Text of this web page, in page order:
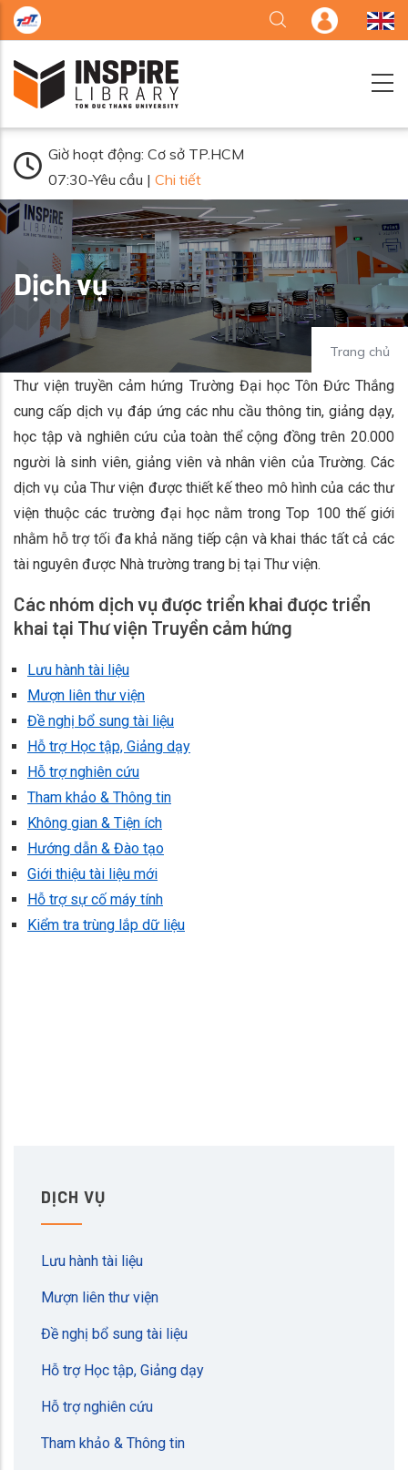
Nhảy đến nội dung
Giờ hoạt động: Cơ sở TP.HCM
07:30-Yêu cầu | Chi tiết
Dịch vụ
Trang chủ
Thư viện truyền cảm hứng Trường Đại học Tôn Đức Thắng
cung cấp dịch vụ đáp ứng các nhu cầu thông tin, giảng dạy,
học tập và nghiên cứu của toàn thể cộng đồng trên 20.000
người là sinh viên, giảng viên và nhân viên của Trường. Các
dịch vụ của Thư viện được thiết kế theo mô hình của các thư
viện thuộc các trường đại học nằm trong Top 100 thế giới
nhằm hỗ trợ tối đa khả năng tiếp cận và khai thác tất cả các
tài nguyên được Nhà trường trang bị tại Thư viện.
Các nhóm dịch vụ được triển khai được triển
khai tại Thư viện Truyền cảm hứng
Lưu hành tài liệu
Mượn liên thư viện
Đề nghị bổ sung tài liệu
Hỗ trợ Học tập, Giảng dạy
Hỗ trợ nghiên cứu
Tham khảo & Thông tin
Không gian & Tiện ích
Hướng dẫn & Đào tạo
Giới thiệu tài liệu mới
Hỗ trợ sự cố máy tính
Kiểm tra trùng lắp dữ liệu
DỊCH VỤ
Lưu hành tài liệu
Mượn liên thư viện
Đề nghị bổ sung tài liệu
Hỗ trợ Học tập, Giảng dạy
Hỗ trợ nghiên cứu
Tham khảo & Thông tin